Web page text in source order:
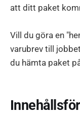
att ditt paket
Vill du göra en
varubrev till
du hämta paket